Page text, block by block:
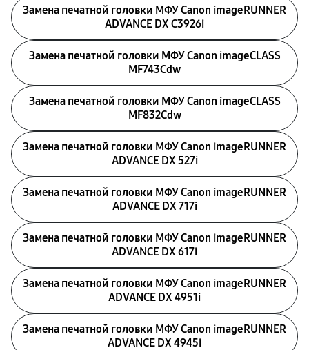
Замена печатной головки МФУ Canon imageRUNNER
ADVANCE DX C3926i
Замена печатной головки МФУ Canon imageCLASS
MF743Cdw
Замена печатной головки МФУ Canon imageCLASS
MF832Cdw
Замена печатной головки МФУ Canon imageRUNNER
ADVANCE DX 527i
Замена печатной головки МФУ Canon imageRUNNER
ADVANCE DX 717i
Замена печатной головки МФУ Canon imageRUNNER
ADVANCE DX 617i
Замена печатной головки МФУ Canon imageRUNNER
ADVANCE DX 4951i
Замена печатной головки МФУ Canon imageRUNNER
ADVANCE DX 4945i